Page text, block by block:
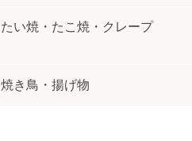
たい焼・たこ焼・クレープ
焼き鳥・揚げ物